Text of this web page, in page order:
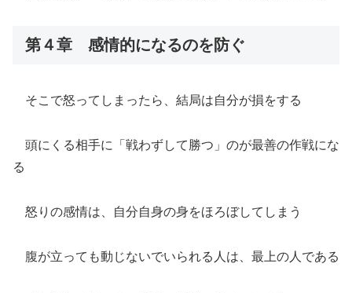
第４章 感情的になるのを防ぐ
そこで怒ってしまったら、結局は自分が損をする
頭にくる相手に「戦わずして勝つ」のが最善の作戦にな
る
怒りの感情は、自分自身の身をほろぼしてしまう
腹が立っても動じないでいられる人は、最上の人である